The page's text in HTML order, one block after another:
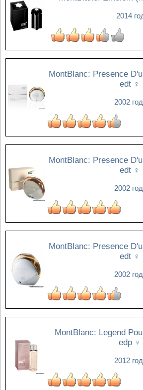
2014
MontBlanc: Presence
edt ♀
2002
MontBlanc: Presence
edt ♀
2002
MontBlanc: Presence
edt ♀
2002
MontBlanc: Legend
edp ♀
2012